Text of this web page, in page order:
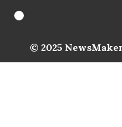
© 2025